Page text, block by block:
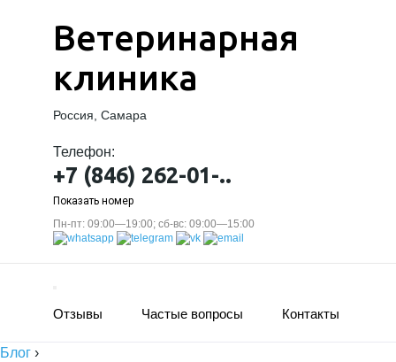
Ветеринарная
клиника
Россия, Самара
Телефон:
+7 (846) 262-01-..
Показать номер
Пн-пт: 09:00—19:00; сб-вс: 09:00—15:00
Отзывы Частые вопросы Контакты
Блог ›